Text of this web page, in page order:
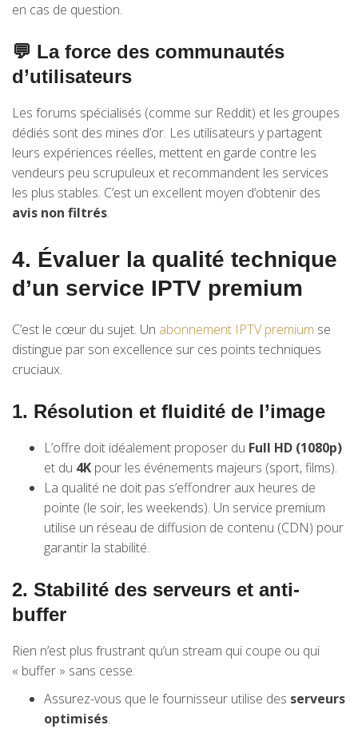
en cas de question.
💬 La force des communautés
d’utilisateurs
Les forums spécialisés (comme sur Reddit) et les groupes
dédiés sont des mines d’or. Les utilisateurs y partagent
leurs expériences réelles, mettent en garde contre les
vendeurs peu scrupuleux et recommandent les services
les plus stables. C’est un excellent moyen d’obtenir des
avis non filtrés.
4. Évaluer la qualité technique
d’un service IPTV premium
C’est le cœur du sujet. Un abonnement IPTV premium se
distingue par son excellence sur ces points techniques
cruciaux.
1. Résolution et fluidité de l’image
L’offre doit idéalement proposer du Full HD (1080p)
et du 4K pour les événements majeurs (sport, films).
La qualité ne doit pas s’effondrer aux heures de
pointe (le soir, les weekends). Un service premium
utilise un réseau de diffusion de contenu (CDN) pour
garantir la stabilité.
2. Stabilité des serveurs et anti-
buffer
Rien n’est plus frustrant qu’un stream qui coupe ou qui
« buffer » sans cesse.
Assurez-vous que le fournisseur utilise des serveurs
optimisés.